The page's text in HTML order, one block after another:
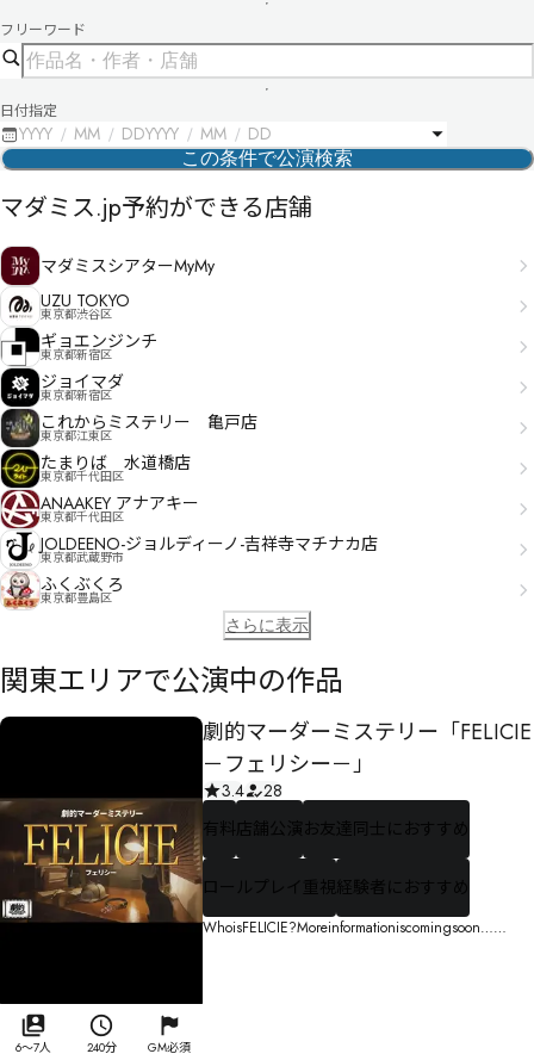
フリーワード
日付指定
YYYY MM DDYYYY MM DD
この条件で公演検索
マダミス.jp予約ができる店舗
マダミスシアターMyMy
UZU TOKYO
東京都渋谷区
ギョエンジンチ
東京都新宿区
ジョイマダ
東京都新宿区
これからミステリー 亀戸店
東京都江東区
たまりば 水道橋店
東京都千代田区
ANAAKEY アナアキー
東京都千代田区
JOLDEENO-ジョルディーノ-吉祥寺マチナカ店
東京都武蔵野市
ふくぶくろ
東京都豊島区
さらに表示
関東エリアで公演中の作品
6〜7人 240分 GM必須
劇的マーダーミステリー「FELICIE
－フェリシー－」
3.4
28
有料 店舗公演お友達同士におすすめ
ロールプレイ重視 経験者におすすめ
WhoisFELICIE?Moreinformationiscomingsoon……